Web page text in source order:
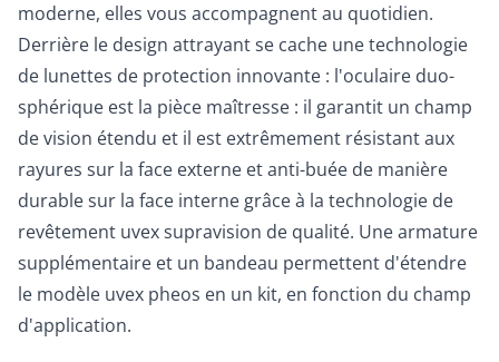
moderne, elles vous accompagnent au quotidien.
Derrière le design attrayant se cache une technologie
de lunettes de protection innovante : l'oculaire duo-
sphérique est la pièce maîtresse : il garantit un champ
de vision étendu et il est extrêmement résistant aux
rayures sur la face externe et anti-buée de manière
durable sur la face interne grâce à la technologie de
revêtement uvex supravision de qualité. Une armature
supplémentaire et un bandeau permettent d'étendre
le modèle uvex pheos en un kit, en fonction du champ
d'application.